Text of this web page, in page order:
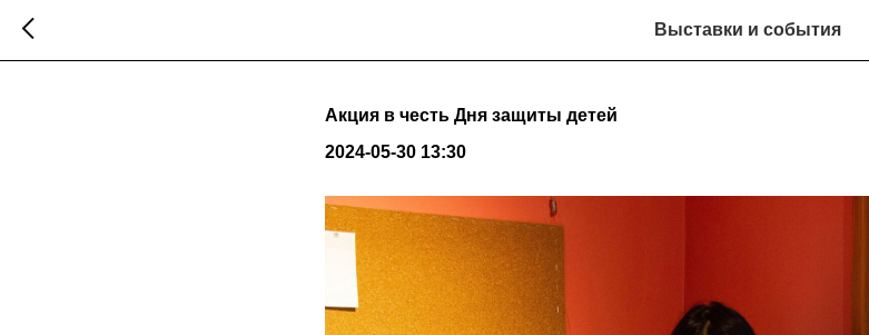
Выставки и события
Акция в честь Дня защиты детей
2024-05-30 13:30